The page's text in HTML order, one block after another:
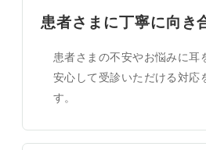
患者さまに丁寧に向き
患者さまの不安やお悩みに耳
安心して受診いただける対応
す。